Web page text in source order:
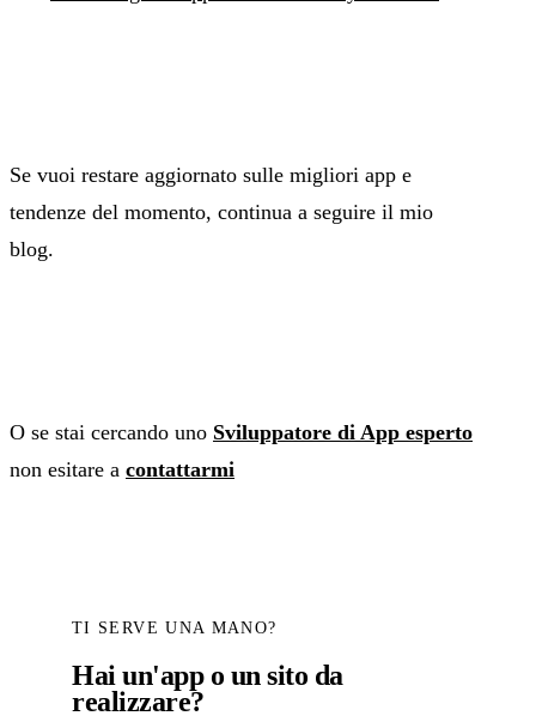
Se vuoi restare aggiornato sulle migliori app e
tendenze del momento, continua a seguire il mio
blog.
O se stai cercando uno Sviluppatore di App esperto
non esitare a contattarmi
TI SERVE UNA MANO?
Hai un'app o un sito da
realizzare?